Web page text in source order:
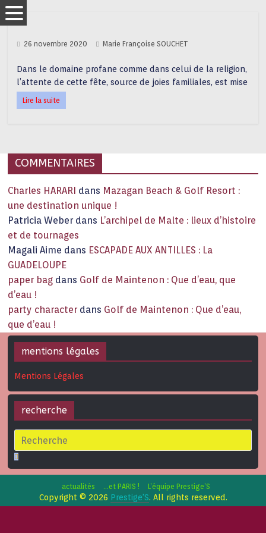
26 novembre 2020 Marie Françoise SOUCHET
Dans le domaine profane comme dans celui de la religion,
l’attente de cette fête, source de joies familiales, est mise
Lire la suite
COMMENTAIRES
Charles HARARI dans Mazagan Beach & Golf Resort :
une destination unique !
Patricia Weber dans L’archipel de Malte : lieux d’histoire
et de tournages
Magali Aime dans ESCAPADE AUX ANTILLES : La
GUADELOUPE
paper bag dans Golf de Maintenon : Que d’eau, que
d’eau !
party character dans Golf de Maintenon : Que d’eau,
que d’eau !
mentions légales
Mentions Légales
recherche
actualités …et PARIS ! L’équipe Prestige’S
Copyright © 2026 Prestige'S. All rights reserved.